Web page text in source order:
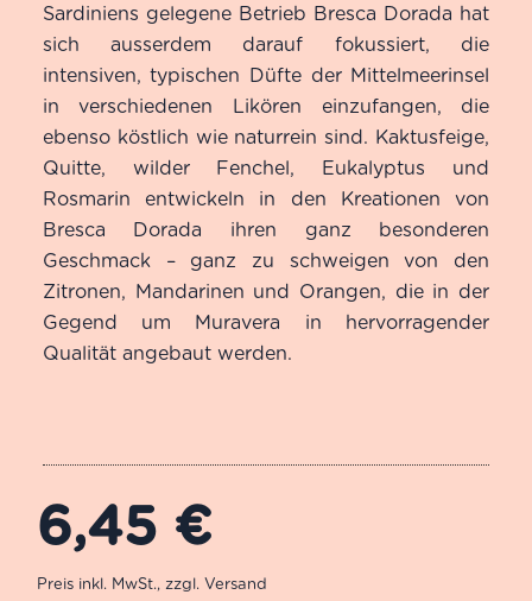
Sardiniens gelegene Betrieb Bresca Dorada hat
sich ausserdem darauf fokussiert, die
intensiven, typischen Düfte der Mittelmeerinsel
in verschiedenen Likören einzufangen, die
ebenso köstlich wie naturrein sind. Kaktusfeige,
Quitte, wilder Fenchel, Eukalyptus und
Rosmarin entwickeln in den Kreationen von
Bresca Dorada ihren ganz besonderen
Geschmack – ganz zu schweigen von den
Zitronen, Mandarinen und Orangen, die in der
Gegend um Muravera in hervorragender
Qualität angebaut werden.
6,45 €